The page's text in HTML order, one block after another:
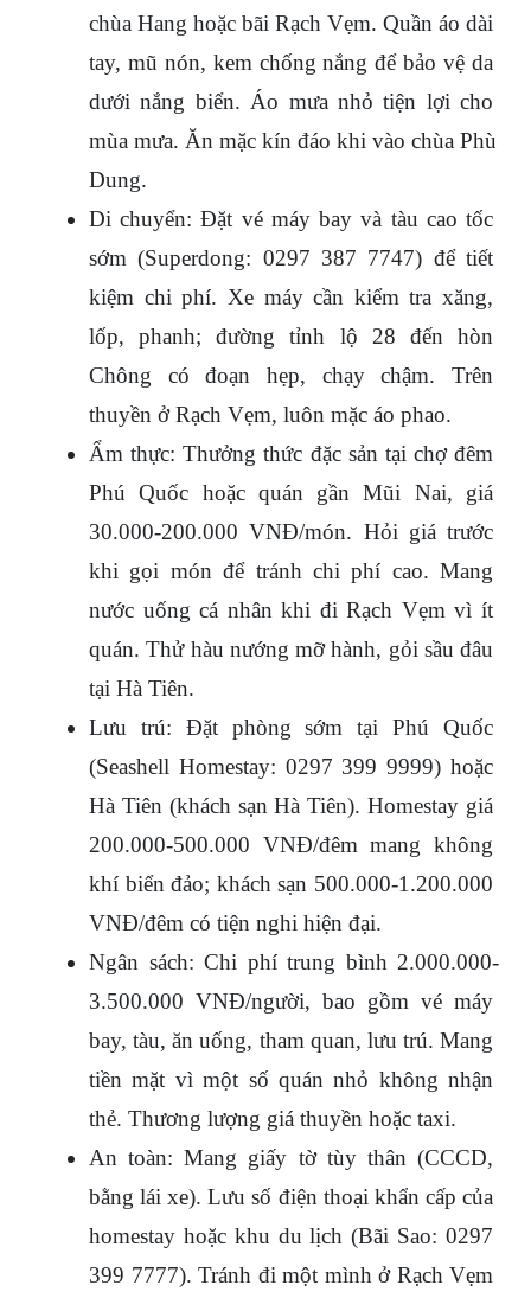
chùa Hang hoặc bãi Rạch Vẹm. Quần áo dài
tay, mũ nón, kem chống nắng để bảo vệ da
dưới nắng biển. Áo mưa nhỏ tiện lợi cho
mùa mưa. Ăn mặc kín đáo khi vào chùa Phù
Dung.
Di chuyển: Đặt vé máy bay và tàu cao tốc
sớm (Superdong: 0297 387 7747) để tiết
kiệm chi phí. Xe máy cần kiểm tra xăng,
lốp, phanh; đường tỉnh lộ 28 đến hòn
Chông có đoạn hẹp, chạy chậm. Trên
thuyền ở Rạch Vẹm, luôn mặc áo phao.
Ẩm thực: Thưởng thức đặc sản tại chợ đêm
Phú Quốc hoặc quán gần Mũi Nai, giá
30.000-200.000 VNĐ/món. Hỏi giá trước
khi gọi món để tránh chi phí cao. Mang
nước uống cá nhân khi đi Rạch Vẹm vì ít
quán. Thử hàu nướng mỡ hành, gỏi sầu đâu
tại Hà Tiên.
Lưu trú: Đặt phòng sớm tại Phú Quốc
(Seashell Homestay: 0297 399 9999) hoặc
Hà Tiên (khách sạn Hà Tiên). Homestay giá
200.000-500.000 VNĐ/đêm mang không
khí biển đảo; khách sạn 500.000-1.200.000
VNĐ/đêm có tiện nghi hiện đại.
Ngân sách: Chi phí trung bình 2.000.000-
3.500.000 VNĐ/người, bao gồm vé máy
bay, tàu, ăn uống, tham quan, lưu trú. Mang
tiền mặt vì một số quán nhỏ không nhận
thẻ. Thương lượng giá thuyền hoặc taxi.
An toàn: Mang giấy tờ tùy thân (CCCD,
bằng lái xe). Lưu số điện thoại khẩn cấp của
homestay hoặc khu du lịch (Bãi Sao: 0297
399 7777). Tránh đi một mình ở Rạch Vẹm